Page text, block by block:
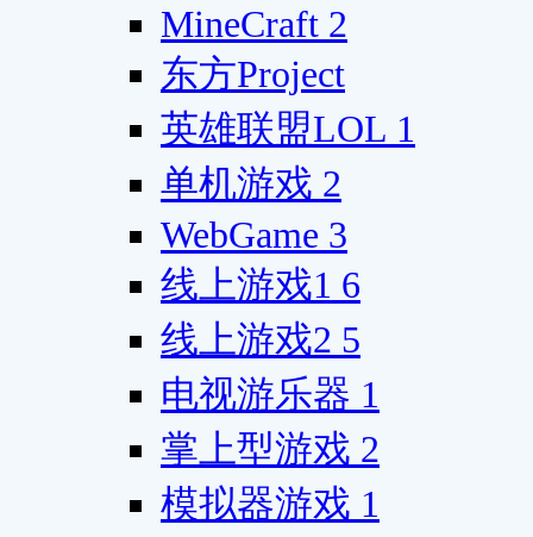
MineCraft 2
东方Project
英雄联盟LOL 1
单机游戏 2
WebGame 3
线上游戏1 6
线上游戏2 5
电视游乐器 1
掌上型游戏 2
模拟器游戏 1